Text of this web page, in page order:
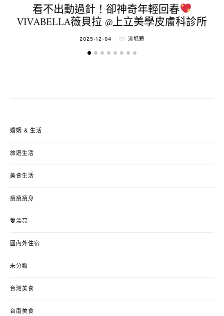
看不出動過針！卻神奇年輕回春
VIVABELLA薇貝拉 @上立美學皮膚科診所
POSTED
2025-12-04 BY 流氓顆
婚姻 & 生活
旅遊生活
美食生活
瘦瘦瘦身
愛漂亮
國內外住宿
未分類
台灣美食
台南美食